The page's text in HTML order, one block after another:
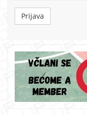
Prijava